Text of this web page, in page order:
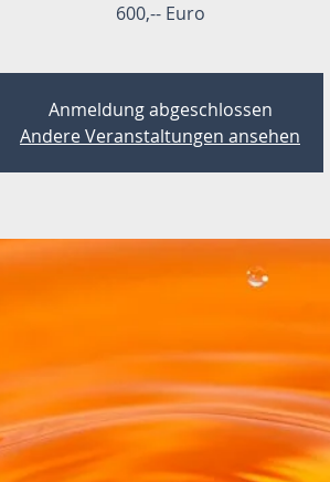
600,-- Euro​
Anmeldung abgeschlossen
Andere Veranstaltungen ansehen